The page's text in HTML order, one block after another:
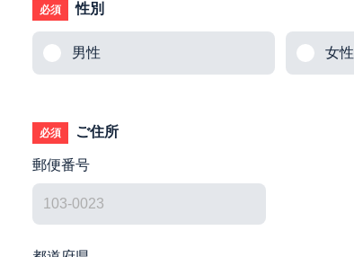
必須 性別
男性 女性
必須 ご住所
郵便番号